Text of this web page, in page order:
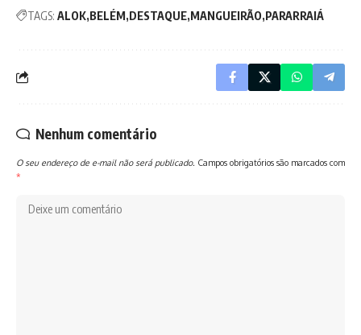
TAGS: ALOK BELÉM DESTAQUE MANGUEIRÃO PARARRAIÁ
Nenhum comentário
O seu endereço de e-mail não será publicado. Campos obrigatórios são marcados com
*